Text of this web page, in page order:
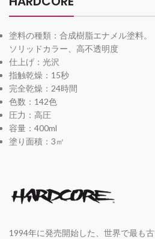
塗料の種類：合成樹脂エナメル塗料。
ソリッドカラー、高不透明度
仕上げ：光沢
指触乾燥：15秒
完全乾燥：24時間
色数：142色
圧力：高圧
容量：400ml
塗り面積：3㎡
1994年に発売開始した、世界で最も